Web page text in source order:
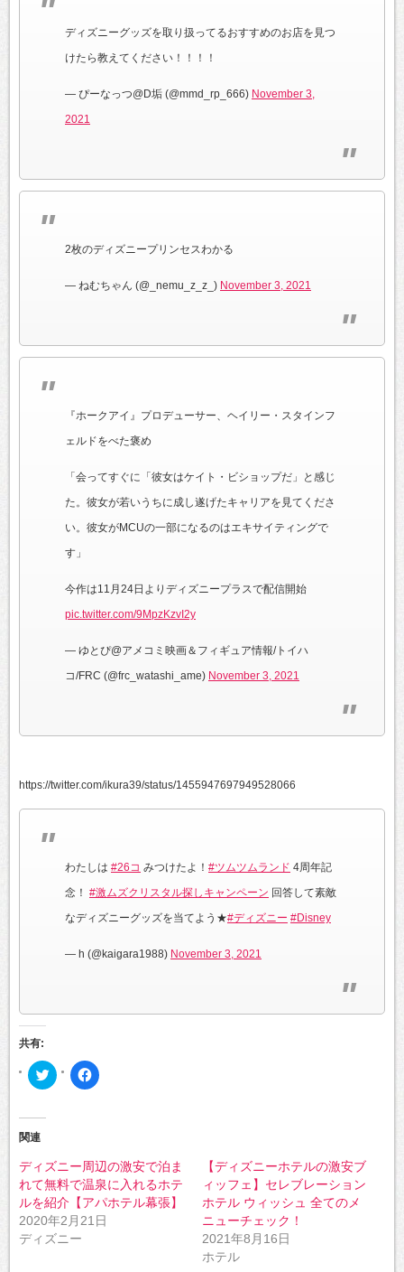
ディズニーグッズを取り扱ってるおすすめのお店を見つ
けたら教えてください！！！！
— ぴーなっつ@D垢 (@mmd_rp_666) November 3,
2021
2枚のディズニープリンセスわかる
— ねむちゃん (@_nemu_z_z_) November 3, 2021
『ホークアイ』プロデューサー、ヘイリー・スタインフ
ェルドをべた褒め
「会ってすぐに「彼女はケイト・ビショップだ」と感じ
た。彼女が若いうちに成し遂げたキャリアを見てくださ
い。彼女がMCUの一部になるのはエキサイティングで
す」
今作は11月24日よりディズニープラスで配信開始
pic.twitter.com/9MpzKzvI2y
— ゆとぴ@アメコミ映画＆フィギュア情報/トイハ
コ/FRC (@frc_watashi_ame) November 3, 2021
https://twitter.com/ikura39/status/1455947697949528066
わたしは #26コ みつけたよ！ #ツムツムランド 4周年記
念！ #激ムズクリスタル探しキャンペーン 回答して素敵
なディズニーグッズを当てよう★#ディズニー #Disney
— h (@kaigara1988) November 3, 2021
共有:
ク
リ
共
有
(新
し
い
ウ
ィ
ン
ド
Facebook
で
ク
リ
ッ
ク
し
て
く
関連
ディズニー周辺の激安で泊ま
れて無料で温泉に入れるホテ
ルを紹介【アパホテル幕張】
2020年2月21日
ディズニー
【ディズニーホテルの激安ブ
ィッフェ】セレブレーション
ホテル ウィッシュ 全てのメ
ニューチェック！
2021年8月16日
ホテル